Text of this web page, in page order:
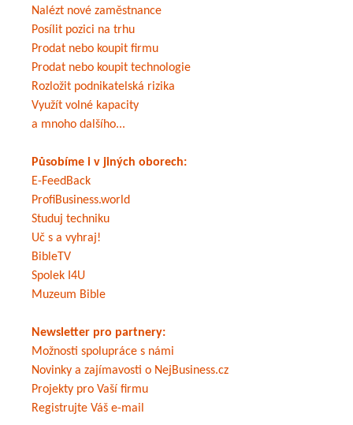
Nalézt nové zaměstnance
Posílit pozici na trhu
Prodat nebo koupit firmu
Prodat nebo koupit technologie
Rozložit podnikatelská rizika
Využít volné kapacity
a mnoho dalšího...
Působíme i v jiných oborech:
E-FeedBack
ProfiBusiness.world
Studuj techniku
Uč s a vyhraj!
BibleTV
Spolek I4U
Muzeum Bible
Newsletter pro partnery:
Možnosti spolupráce s námi
Novinky a zajímavosti o NejBusiness.cz
Projekty pro Vaší firmu
Registrujte Váš e-mail